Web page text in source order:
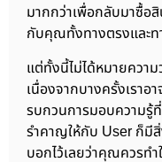
มากกว่าเพื่อกลับมาซื้อ
กับคุณทั้งทางตรงและท
แต่ทั้งนี้ไม่ได้หมายความ
เนื่องจากบางครั้งเราอ
รบกวนการมอบความรู้
รำคาญให้กับ User ก็มี
บอกไว้เลยว่าคุณควรทำ